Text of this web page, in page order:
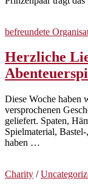
befreundete
Herzliche
Diese Woche haben
versprochenen
geliefert. Spaten,
Spielmaterial,
haben …
Charity /